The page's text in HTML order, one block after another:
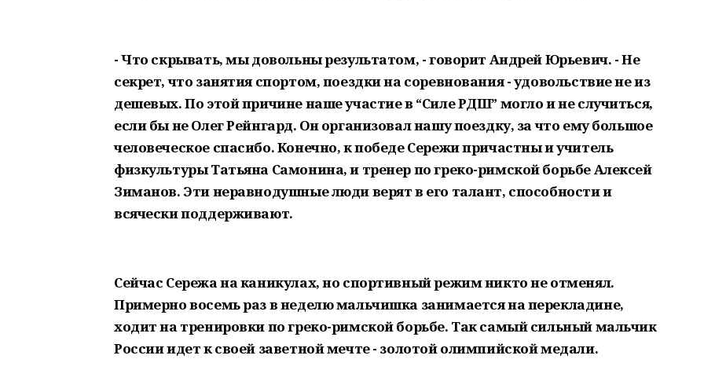
- Что скрывать, мы довольны результатом, - говорит Андрей Юрьевич. - Не
секрет, что занятия спортом, поездки на соревнования - удовольствие не из
дешевых. По этой причине наше участие в “Силе РДШ” могло и не случиться,
если бы не Олег Рейнгард. Он организовал нашу поездку, за что ему большое
человеческое спасибо. Конечно, к победе Сережи причастны и учитель
физкультуры Татьяна Самонина, и тренер по греко-римской борьбе Алексей
Зиманов. Эти неравнодушные люди верят в его талант, способности и
всячески поддерживают.
Сейчас Сережа на каникулах, но спортивный режим никто не отменял.
Примерно восемь раз в неделю мальчишка занимается на перекладине,
ходит на тренировки по греко-римской борьбе. Так самый сильный мальчик
России идет к своей заветной мечте - золотой олимпийской медали.